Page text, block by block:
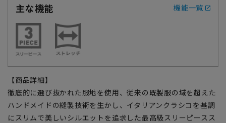
主な機能
機能一覧
【商品詳細】
徹底的に選び抜かれた服地を使用、従来の既製服の域を超えた
ハンドメイドの縫製技術を生かし、イタリアンクラシコを基調
にスリムで美しいシルエットを追求した最高級スリーピースス